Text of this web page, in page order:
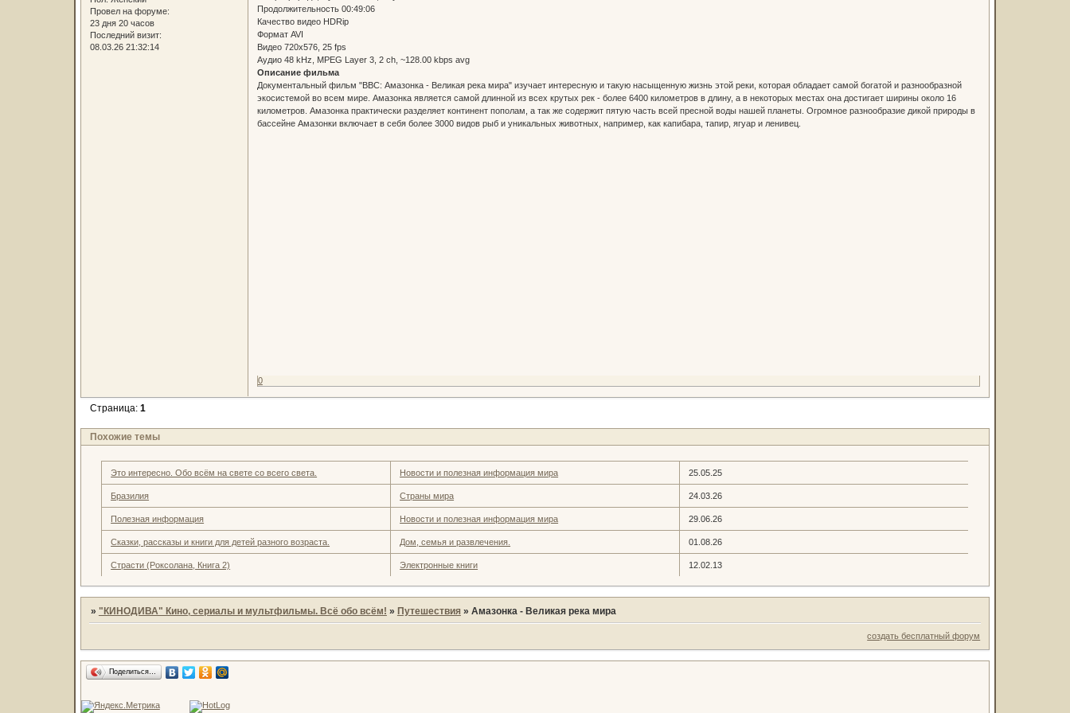
Провел на форуме:
23 дня 20 часов
Последний визит:
08.03.26 21:32:14
Продолжительность 00:49:06
Качество видео HDRip
Формат AVI
Видео 720x576, 25 fps
Аудио 48 kHz, MPEG Layer 3, 2 ch, ~128.00 kbps avg
Описание фильма
Документальный фильм "BBC: Амазонка - Великая река мира" изучает интересную и такую насыщенную жизнь этой реки, которая обладает самой богатой и разнообразной
экосистемой во всем мире. Амазонка является самой длинной из всех крутых рек - более 6400 километров в длину, а в некоторых местах она достигает ширины около 16
километров. Амазонка практически разделяет континент пополам, а так же содержит пятую часть всей пресной воды нашей планеты. Огромное разнообразие дикой природы в
бассейне Амазонки включает в себя более 3000 видов рыб и уникальных животных, например, как капибара, тапир, ягуар и ленивец.
0
Страница: 1
Похожие темы
Это интересно. Обо всём на свете со всего света. Новости и полезная информация мира 25.05.25
Бразилия Страны мира 24.03.26
Полезная информация Новости и полезная информация мира 29.06.26
Сказки, рассказы и книги для детей разного возраста. Дом, семья и развлечения. 01.08.26
Страсти (Роксолана, Книга 2) Электронные книги 12.02.13
» "КИНОДИВА" Кино, сериалы и мультфильмы. Всё обо всём! » Путешествия » Амазонка - Великая река мира
создать бесплатный форум
Поделиться…